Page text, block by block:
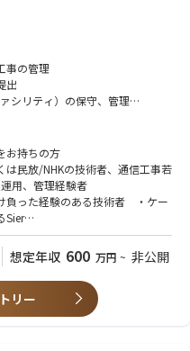
事の管理
出
シリティ）の保守、管理
やケーブルテレビを提供してい
お客様1軒1軒と高速、大容量の
サービスの展開を有利に行うこと
フラットな上下関係のため、自
ために、やりがいを感じること
お持ちの方
は民放/NHKの技術者、通信工事若
用、管理経験者
負った経験のある技術者 ・ケー
Sier
督経験が3年以上ある技術者
想定年収 600 万円 ~ 非公開
リー